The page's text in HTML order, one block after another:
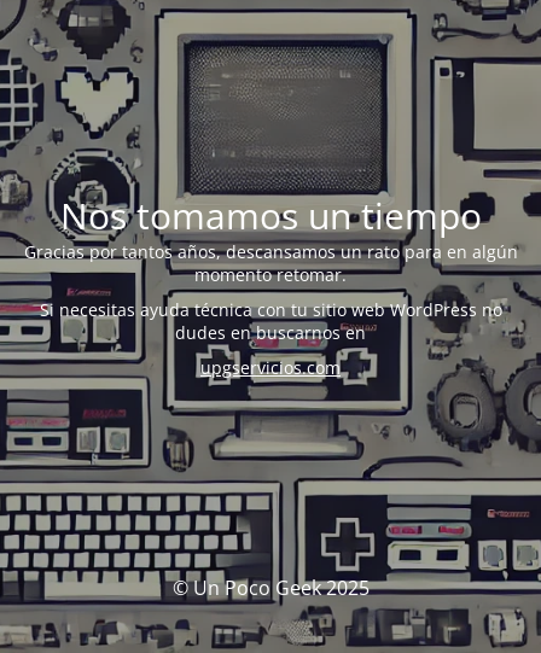
Nos tomamos un tiempo
Gracias por tantos años, descansamos un rato para en algún
momento retomar.
Si necesitas ayuda técnica con tu sitio web WordPress no
dudes en buscarnos en
upgservicios.com
© Un Poco Geek 2025